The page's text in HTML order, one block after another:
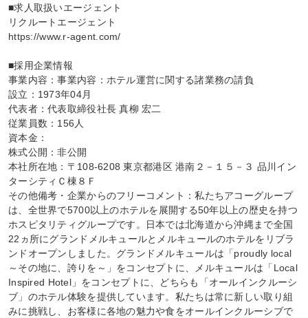
■求人取扱いエージェント
リクルートエージェント
https://www.r-agent.com/
■採用企業情報
事業内容：事業内容：ホテル運営に関する諸業務の請負
設立：1973年04月
代表者：代表取締役社長 真柳 宏二
従業員数：156人
資本金：
株式公開：非公開
本社所在地：〒108-6208 東京都港区 港南２－１５－３ 品川イン
ターシティＣ棟８Ｆ
その他備考・企業からのフリーコメント：私たちアコーグループ
は、全世界で5700以上のホテルを展開する50年以上の歴史を持つ
ホスピタリティグループです。日本では北海道から沖縄まで全国
22ヵ所にグランドメルキュールとメルキュールのホテルをリブラ
ンドオープンしました。グランドメルキュールは「proudly local
～その地に、誇りを～」をコンセプトに、メルキュールは「Local
Inspired Hotel」をコンセプトに、どちらも「オールインクルーシ
ブ」のホテル体験を提供しています。私たちは常に新しい取り組
みに挑戦し、お客様に各地の魅力や食をオールインクルーシブで